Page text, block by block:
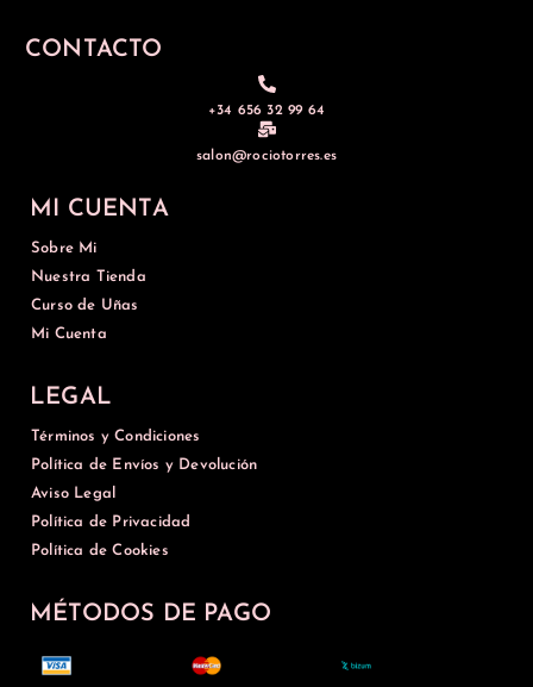
CONTACTO
+34 656 32 99 64
salon@rociotorres.es
MI CUENTA
Sobre Mi
Nuestra Tienda
Curso de Uñas
Mi Cuenta
LEGAL
Términos y Condiciones
Política de Envíos y Devolución
Aviso Legal
Política de Privacidad
Política de Cookies
MÉTODOS DE PAGO